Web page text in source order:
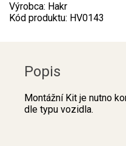
Výrobca: Hakr
Kód produktu: HV0143
Popis
Montážní Kit je nutno
dle typu vozidla.